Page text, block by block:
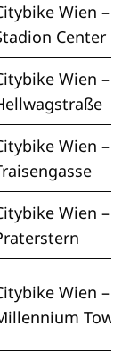
Wien –
Center
Wien –
Wien –
Wien –
Wien –
Tower